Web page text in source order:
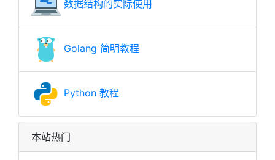
数据结构的实际使用
Golang 简明教程
Python 教程
本站热门